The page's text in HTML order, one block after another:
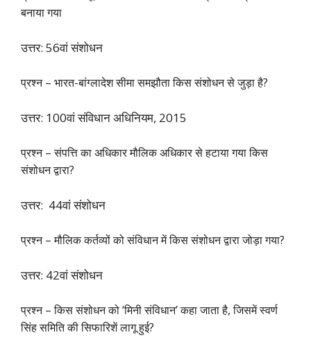
बनाया गया
उत्तर: 56वां संशोधन
प्रश्न – भारत-बांग्लादेश सीमा समझौता किस संशोधन से जुड़ा है?
उत्तर: 100वां संविधान अधिनियम, 2015
प्रश्न – संपत्ति का अधिकार मौलिक अधिकार से हटाया गया किस
संशोधन द्वारा?
उत्तर: 44वां संशोधन
प्रश्न – मौलिक कर्तव्यों को संविधान में किस संशोधन द्वारा जोड़ा गया?
उत्तर: 42वां संशोधन
प्रश्न – किस संशोधन को ‘मिनी संविधान’ कहा जाता है, जिसमें स्वर्ण
सिंह समिति की सिफारिशें लागू हुई?